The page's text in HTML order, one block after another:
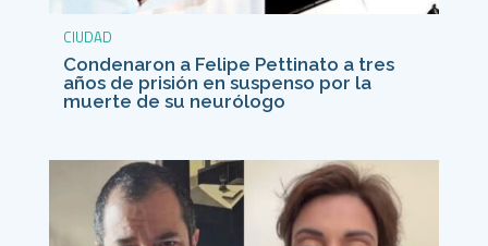
CIUDAD
Condenaron a Felipe Pettinato a tres
años de prisión en suspenso por la
muerte de su neurólogo